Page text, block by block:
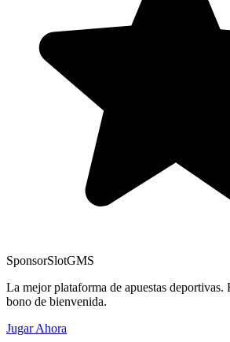
SponsorSlotGMS
La mejor plataforma de apuestas deportivas.
bono de bienvenida.
Jugar Ahora